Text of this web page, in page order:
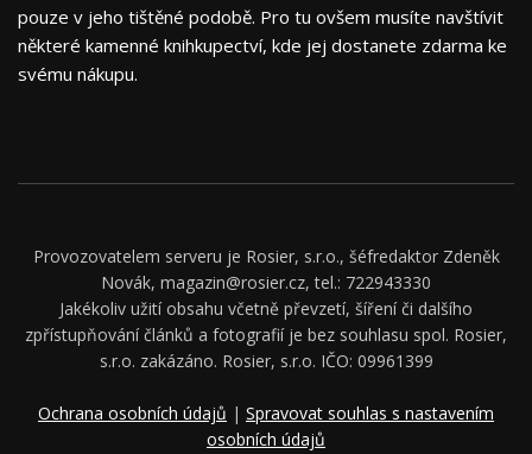
pouze v jeho tištěné podobě. Pro tu ovšem musíte navštívit
některé kamenné knihkupectví, kde jej dostanete zdarma ke
svému nákupu.
Provozovatelem serveru je Rosier, s.r.o., šéfredaktor Zdeněk
Novák, magazin@rosier.cz, tel.: 722943330
Jakékoliv užití obsahu včetně převzetí, šíření či dalšího
zpřístupňování článků a fotografií je bez souhlasu spol. Rosier,
s.r.o. zakázáno. Rosier, s.r.o. IČO: 09961399
Ochrana osobních údajů | Spravovat souhlas s nastavením
osobních údajů